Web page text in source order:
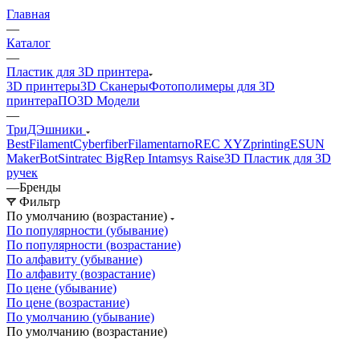
Главная
—
Каталог
—
Пластик для 3D принтера
3D принтеры3D СканерыФотополимеры для 3D
принтераПО3D Модели
—
ТриДЭшники
BestFilamentCyberfiberFilamentarnoREC XYZprintingESUN
MakerBotSintratec BigRep Intamsys Raise3D Пластик для 3D
ручек
—Бренды
Фильтр
По умолчанию (возрастание)
По популярности (убывание)
По популярности (возрастание)
По алфавиту (убывание)
По алфавиту (возрастание)
По цене (убывание)
По цене (возрастание)
По умолчанию (убывание)
По умолчанию (возрастание)